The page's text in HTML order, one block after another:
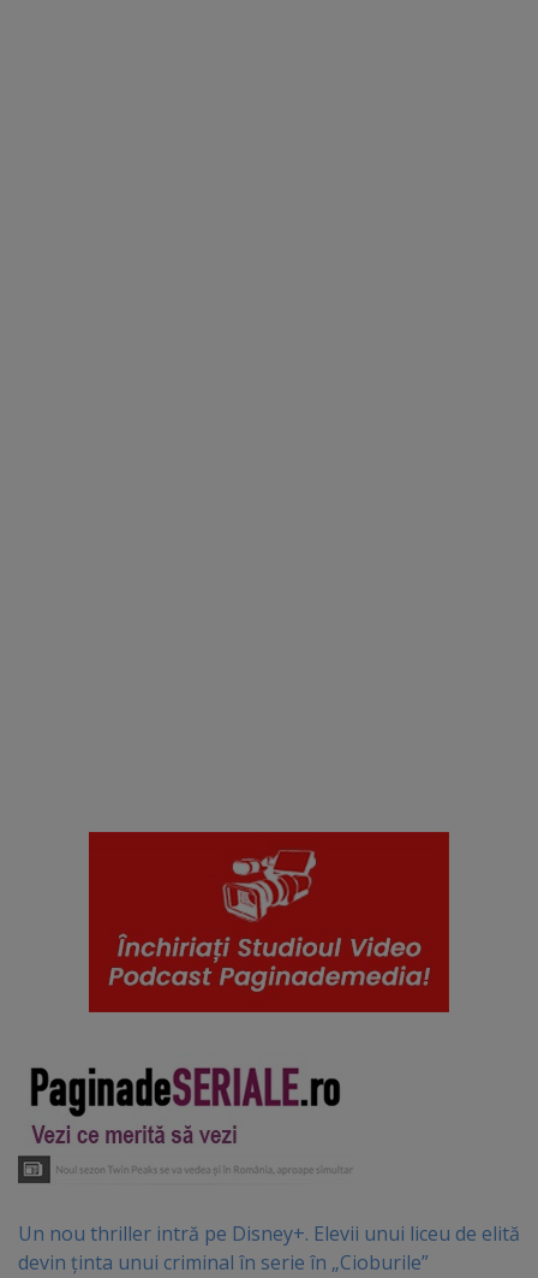
Un nou thriller intră pe Disney+. Elevii unui liceu de elită
devin ținta unui criminal în serie în „Cioburile”